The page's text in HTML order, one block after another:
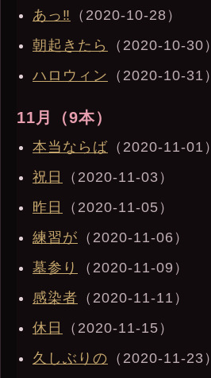
あっ‼︎ （2020-10-28）
朝起きたら
（2020-10-30）
ハロウィン （2020-10-31）
11月（9本）
本当ならば （2020-11-01）
祝日
（2020-11-03）
昨日
（2020-11-05）
練習が （2020-11-06）
墓参り
（2020-11-09）
感染者 （2020-11-11）
休日
（2020-11-15）
久しぶりの （2020-11-23）